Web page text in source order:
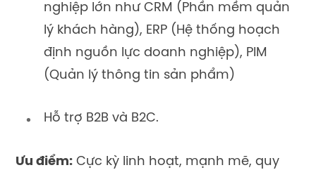
nghiệp lớn như CRM ( Phần mềm quản
lý khách hàng), ERP ( Hệ thống hoạch
định nguồn lực doanh nghiệp), PIM
(Quản lý thông tin sản phẩm)
Hỗ trợ B2B và B2C.
Ưu điểm: Cực kỳ linh hoạt, mạnh mẽ, quy